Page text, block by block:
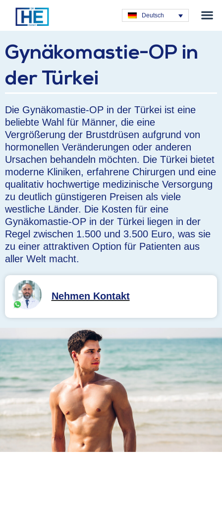
Deutsch
Gynäkomastie-OP in
der Türkei
Die Gynäkomastie-OP in der Türkei ist eine
beliebte Wahl für Männer, die eine
Vergrößerung der Brustdrüsen aufgrund von
hormonellen Veränderungen oder anderen
Ursachen behandeln möchten. Die Türkei bietet
moderne Kliniken, erfahrene Chirurgen und eine
qualitativ hochwertige medizinische Versorgung
zu deutlich günstigeren Preisen als viele
westliche Länder. Die Kosten für eine
Gynäkomastie-OP in der Türkei liegen in der
Regel zwischen 1.500 und 3.500 Euro, was sie
zu einer attraktiven Option für Patienten aus
aller Welt macht.
Nehmen Kontakt